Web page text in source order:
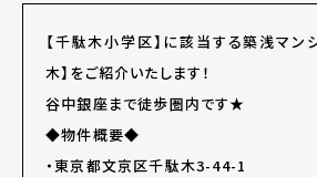
【千駄木小学区】に該当する築浅マン
木】をご紹介いたします！
谷中銀座まで徒歩圏内です★
◆物件概要◆
・東京都文京区千駄木3-44-1